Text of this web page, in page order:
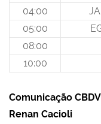
04:00
05:00
08:00
10:00
Comunicação CBDV
Renan Cacioli